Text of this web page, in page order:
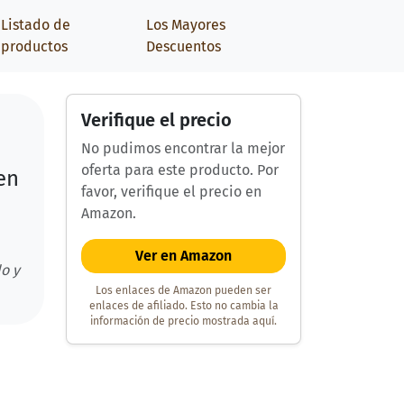
Listado de
productos
Los Mayores
Descuentos
y
Verifique el precio
No pudimos encontrar la mejor
oferta para este producto. Por
favor, verifique el precio en
Amazon.
Ver en Amazon
Los enlaces de Amazon pueden ser
enlaces de afiliado. Esto no cambia la
información de precio mostrada aquí.